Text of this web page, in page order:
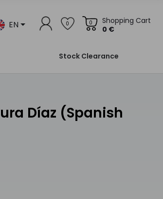
EN 0
Shopping Cart
0 €
0
Stock Clearance